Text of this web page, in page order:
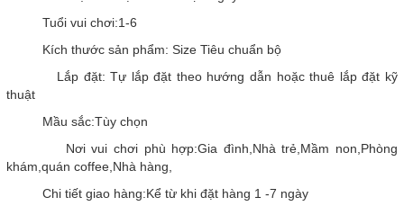
Tuổi vui chơi:1-6
Kích thước sản phẩm: Size Tiêu chuẩn bộ
Lắp đặt: Tự lắp đặt theo hướng dẫn hoặc thuê lắp đặt kỹ
thuật
Mầu sắc:Tùy chọn
Nơi vui chơi phù hợp:Gia đình,Nhà trẻ,Mầm non,Phòng
khám,quán coffee,Nhà hàng,
Chi tiết giao hàng:Kể từ khi đặt hàng 1 -7 ngày